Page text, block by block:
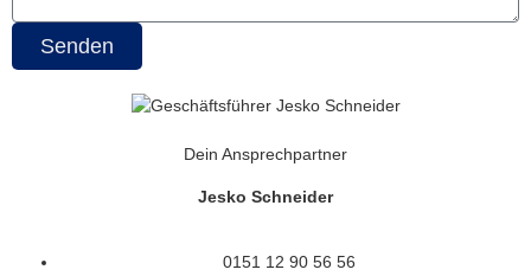
Senden
Dein Ansprechpartner
Jesko Schneider
0151 12 90 56 56